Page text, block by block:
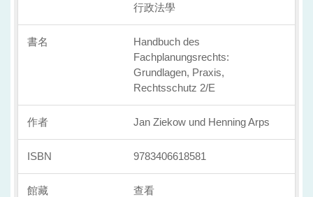
行政法學
Handbuch des
Fachplanungsrechts:
Grundlagen, Praxis,
Rechtsschutz 2/E
Jan Ziekow und Henning Arps
9783406618581
查看